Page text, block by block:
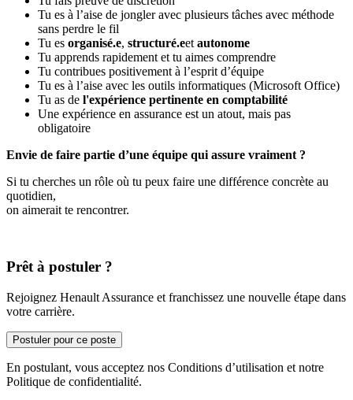
Tu es à l’aise de jongler avec plusieurs tâches avec méthode
sans perdre le fil
Tu es organisé.e, structuré.eet autonome
Tu apprends rapidement et tu aimes comprendre
Tu contribues positivement à l’esprit d’équipe
Tu es à l’aise avec les outils informatiques (Microsoft Office)
Tu as de l'expérience pertinente en comptabilité
Une expérience en assurance est un atout, mais pas
obligatoire
Envie de faire partie d’une équipe qui assure vraiment ?
Si tu cherches un rôle où tu peux faire une différence concrète au
quotidien,
on aimerait te rencontrer.
Prêt à postuler ?
Rejoignez Henault Assurance et franchissez une nouvelle étape dans
votre carrière.
Postuler pour ce poste
En postulant, vous acceptez nos Conditions d’utilisation et notre
Politique de confidentialité.